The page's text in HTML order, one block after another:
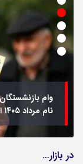
نام مرداد ۱۴۰۵ اعلام شد
در بازار…